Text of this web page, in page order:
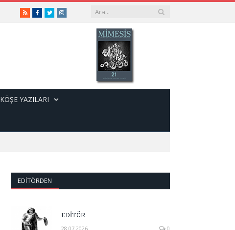
RSSFacebook
TwitterInstagram
KÖŞE YAZILARI
EDITÖRDEN
EDİTÖR
28.07.2026 0